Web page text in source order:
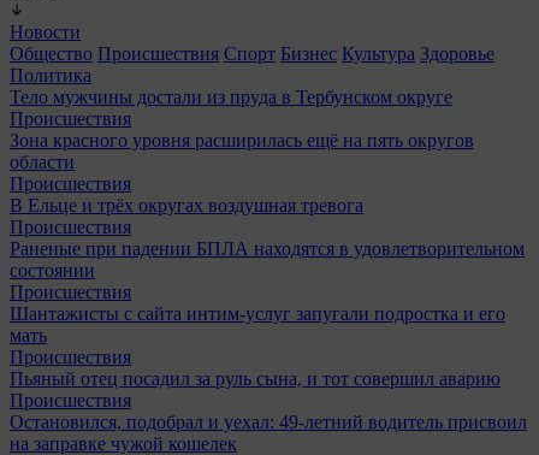
Новости
Общество Происшествия Спорт Бизнес Культура Здоровье
Политика
Тело мужчины достали из пруда в Тербунском округе
Происшествия
Зона красного уровня расширилась ещё на пять округов
области
Происшествия
В Ельце и трёх округах воздушная тревога
Происшествия
Раненые при падении БПЛА находятся в удовлетворительном
состоянии
Происшествия
Шантажисты с сайта интим-услуг запугали подростка и его
мать
Происшествия
Пьяный отец посадил за руль сына, и тот совершил аварию
Происшествия
Остановился, подобрал и уехал: 49-летний водитель присвоил
на заправке чужой кошелек